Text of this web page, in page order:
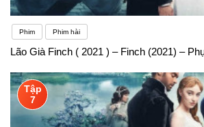
Phim Phim hài
Lão Già Finch ( 2021 ) – Finch (2021) –
Tập
7